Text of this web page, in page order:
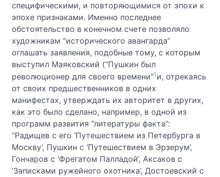
специфическими, и повторяющимися от эпохи к
эпохе признаками. Именно последнее
обстоятельство в конечном счете позволяло
художникам “исторического авангарда”
оглашать заявления, подобные тому, с которым
выступил Маяковский (”Пушкин был
революционер для своего времени”1 и, отрекаясь
от своих предшественников в одних
манифестах, утверждать их авторитет в других,
как это было сделано, например, в одной из
программ развития “литературы факта”:
“Радищев с его ‘Путешествием из Петербурга в
Москву’, Пушкин с ‘Путешествием в Эрзерум’,
Гончаров с ‘Фрегатом Палладой’, Аксаков с
‘Записками ружейного охотника’, Достоевский с